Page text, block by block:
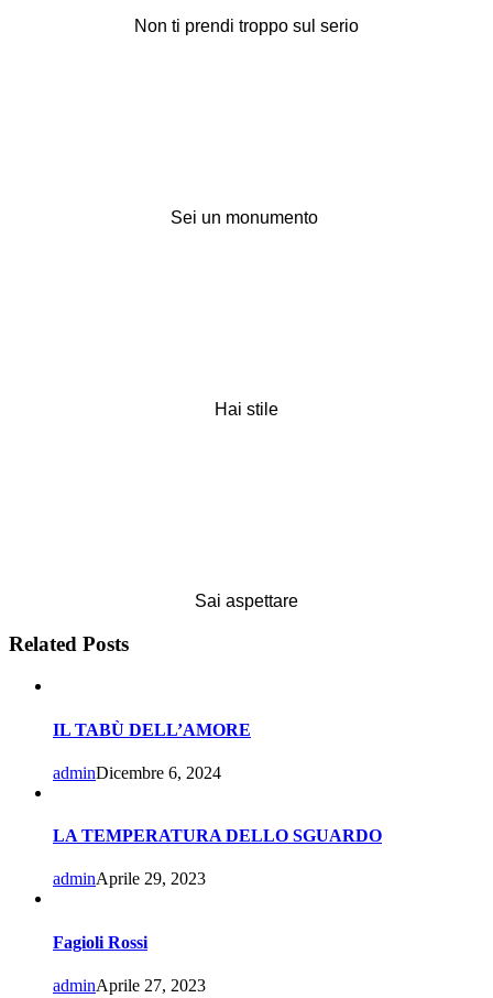
Non ti prendi troppo sul serio
Sei un monumento
Hai stile
Sai aspettare
Related Posts
IL TABÙ DELL’AMORE
adminDicembre 6, 2024
LA TEMPERATURA DELLO SGUARDO
adminAprile 29, 2023
Fagioli Rossi
adminAprile 27, 2023